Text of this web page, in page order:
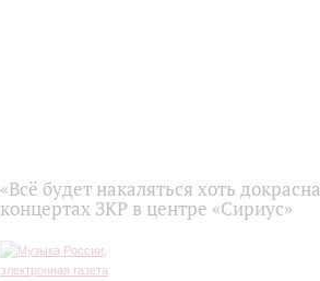
«Всё будет накаляться хоть
концертах ЗКР в центре «Сириус»